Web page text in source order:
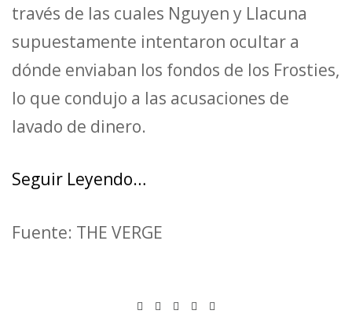
través de las cuales Nguyen y Llacuna
supuestamente intentaron ocultar a
dónde enviaban los fondos de los Frosties,
lo que condujo a las acusaciones de
lavado de dinero.
Seguir Leyendo…
Fuente: THE VERGE